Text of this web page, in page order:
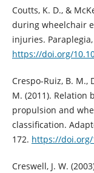
Coutts, K. D., &
during wheelchair
injuries. Paraplegia,
https://doi.org/
Crespo-Ruiz, B. M.,
M. (2011). Relation
propulsion and
classification.
172. https://doi.org/
Creswell, J. W.